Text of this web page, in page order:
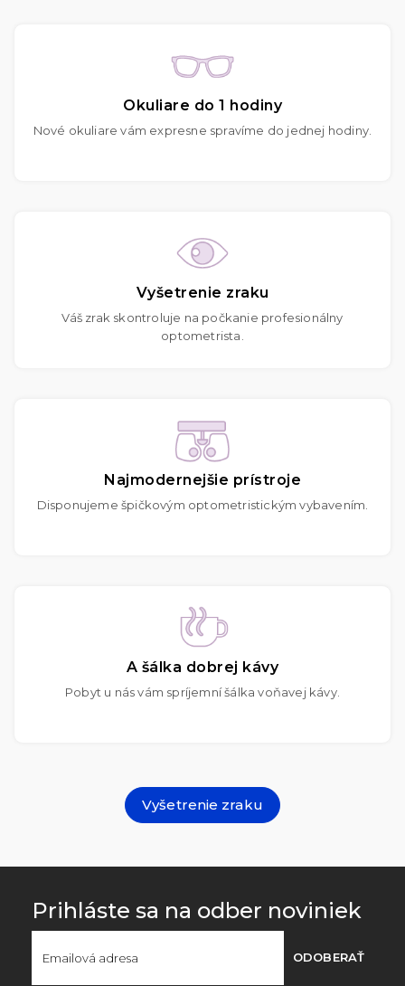
Okuliare do 1 hodiny
Nové okuliare vám expresne spravíme do jednej hodiny.
Vyšetrenie zraku
Váš zrak skontroluje na počkanie profesionálny
optometrista.
Najmodernejšie prístroje
Disponujeme špičkovým optometristickým vybavením.
A šálka dobrej kávy
Pobyt u nás vám spríjemní šálka voňavej kávy.
Vyšetrenie zraku
Prihláste sa na odber noviniek
ODOBERAŤ